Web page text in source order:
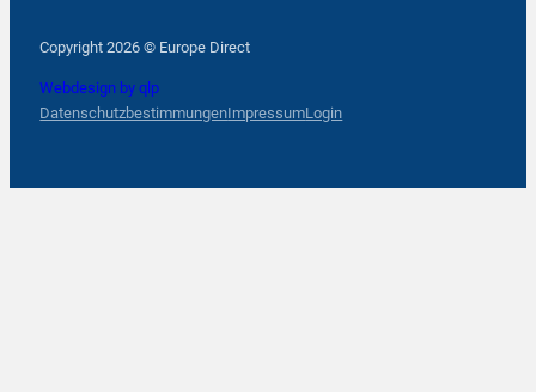
Copyright 2026 © Europe Direct
Webdesign by qlp
DatenschutzbestimmungenImpressumLogin